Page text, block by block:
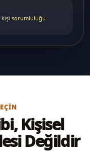
kişi sorumluluğu
Kişisel
Değildir